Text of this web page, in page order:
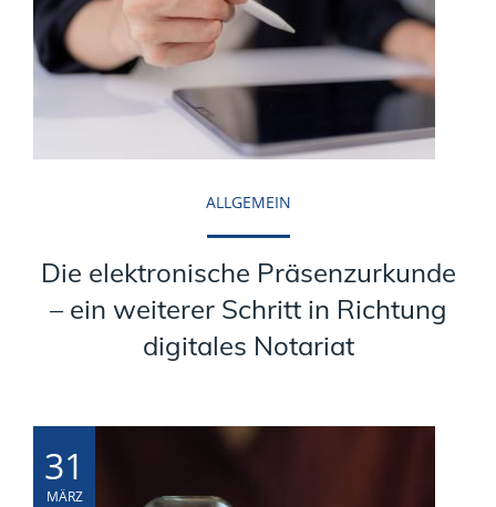
ALLGEMEIN
Die elektronische Präsenzurkunde
– ein weiterer Schritt in Richtung
digitales Notariat
31
MÄRZ